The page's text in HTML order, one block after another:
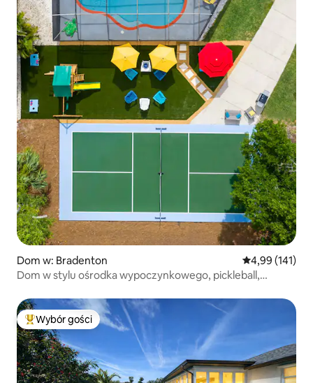
Dom w: Bradenton Średnia
4,99 (141)
Dom w stylu ośrodka wypoczynkowego, pickleball,
Najpopularniejsze z kategorii Wybór gości
Wybór gości